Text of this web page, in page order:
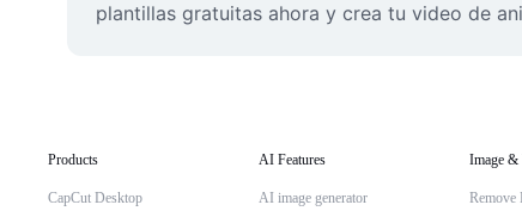
plantillas gratuitas ahora y crea tu video de
Products
CapCut Desktop
AI Features
AI image generator
Image &
Remove